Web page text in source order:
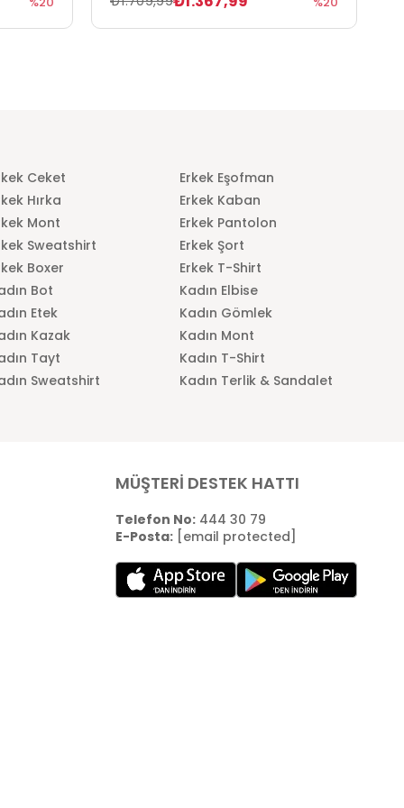
Ceket
Erkek Eşofman
Hırka
Erkek Kaban
Mont
Erkek Pantolon
Sweatshirt
Erkek Şort
Boxer
Erkek T-Shirt
Bot
Kadın Elbise
Etek
Kadın Gömlek
Kazak
Kadın Mont
Tayt
Kadın T-Shirt
Sweatshirt Kadın Terlik & Sandalet
MÜŞTERİ DESTEK HATTI
Telefon No:444 30 79
E-Posta: [email protected]